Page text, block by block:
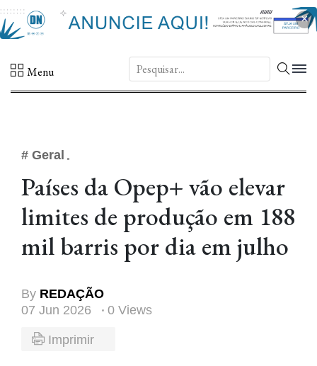
×
Menu DN.
# Geral
Países da Opep+ vão elevar
limites de produção em 188
mil barris por dia em julho
By REDAÇÃO
07 Jun 2026
0 Views
Imprimir